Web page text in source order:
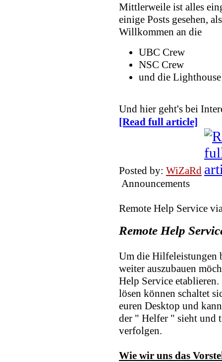
Mittlerweile ist alles
einige Posts gesehen,
Willkommen an die
UBC Crew
NSC Crew
und die Lighthouse
Und hier geht's bei
[Read full article]
Posted by: WiZaRd
Announcements
Remote Help Service
Remote Help
Um die Hilfeleistungen
weiter auszubauen
Help Service
lösen können schaltet
euren Desktop und
der " Helfer " sieht und
verfolgen.
Wie wir uns das